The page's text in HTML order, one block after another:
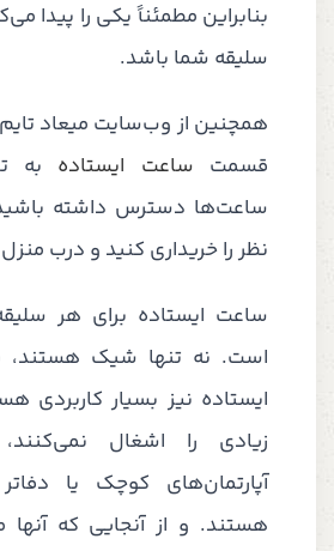
بنابراین مطمئناً یکی را پیدا
سلیقه شما باشد.
همچنین از وب‌سایت میعاد
قسمت ساعت ایستاده به
ساعت‌ها دسترس داشته
نظر را خریداری کنید و درب
ساعت ایستاده برای هر
است. نه تنها شیک هستند،
ایستاده نیز بسیار کاربردی
زیادی را اشغال نمی‌کنند،
آپارتمان‌های کوچک یا
هستند. و از آنجایی که